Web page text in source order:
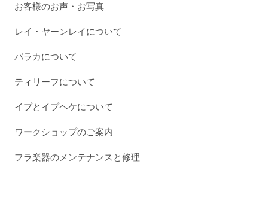
お客様のお声・お写真
レイ・ヤーンレイについて
パラカについて
ティリーフについて
イプとイプヘケについて
ワークショップのご案内
フラ楽器のメンテナンスと修理